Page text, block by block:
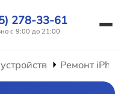
278-33-61
с 9:00 до 21:00
Ремонт